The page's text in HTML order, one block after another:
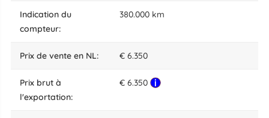
indication du
compteur:
380.000 km
prix de vente en NL: € 6.350
Prix brut à
l'exportation:
€ 6.350